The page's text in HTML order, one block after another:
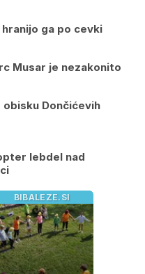
ga po cevki
Musar je nezakonito
obisku Dončićevih
lebdel nad
BIBALEZE.SI